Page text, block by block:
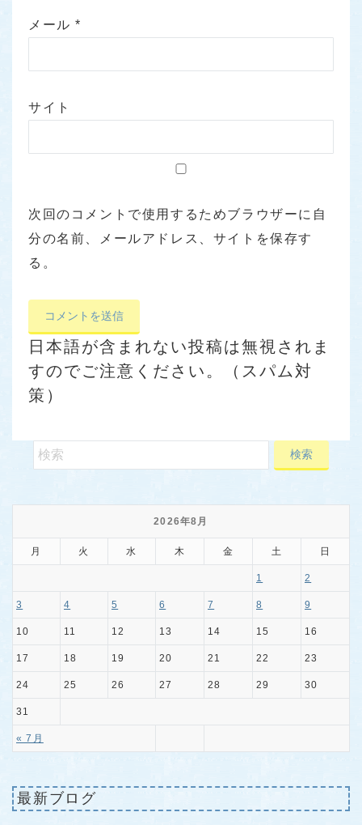
メール*
サイト
次回のコメントで使用するためブラウザーに自
分の名前、メールアドレス、サイトを保存す
る。
日本語が含まれない投稿は無視されま
すのでご注意ください。（スパム対
策）
2026年8月
月 火 水 木 金 土 日
« 7月
1 2
3 4 5 6 7 8 9
10 11 12 13 14 15 16
17 18 19 20 21 22 23
24 25 26 27 28 29 30
31
最新ブログ